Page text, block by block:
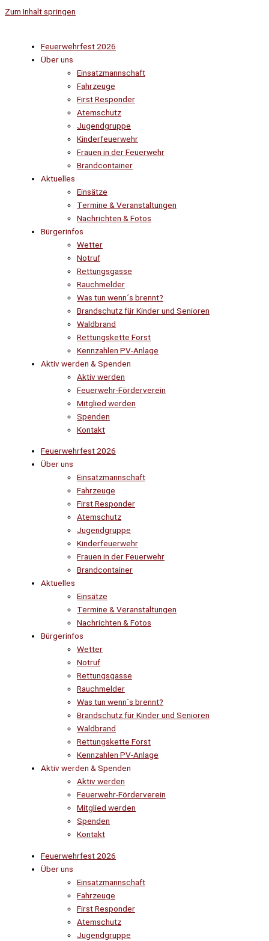
Zum Inhalt springen
Feuerwehrfest 2026
Über uns
Einsatzmannschaft
Fahrzeuge
First Responder
Atemschutz
Jugendgruppe
Kinderfeuerwehr
Frauen in der Feuerwehr
Brandcontainer
Aktuelles
Einsätze
Termine & Veranstaltungen
Nachrichten & Fotos
Bürgerinfos
Wetter
Notruf
Rettungsgasse
Rauchmelder
Was tun wenn´s brennt?
Brandschutz für Kinder und Senioren
Waldbrand
Rettungskette Forst
Kennzahlen PV-Anlage
Aktiv werden & Spenden
Aktiv werden
Feuerwehr-Förderverein
Mitglied werden
Spenden
Kontakt
Feuerwehrfest 2026
Über uns
Einsatzmannschaft
Fahrzeuge
First Responder
Atemschutz
Jugendgruppe
Kinderfeuerwehr
Frauen in der Feuerwehr
Brandcontainer
Aktuelles
Einsätze
Termine & Veranstaltungen
Nachrichten & Fotos
Bürgerinfos
Wetter
Notruf
Rettungsgasse
Rauchmelder
Was tun wenn´s brennt?
Brandschutz für Kinder und Senioren
Waldbrand
Rettungskette Forst
Kennzahlen PV-Anlage
Aktiv werden & Spenden
Aktiv werden
Feuerwehr-Förderverein
Mitglied werden
Spenden
Kontakt
Feuerwehrfest 2026
Über uns
Einsatzmannschaft
Fahrzeuge
First Responder
Atemschutz
Jugendgruppe